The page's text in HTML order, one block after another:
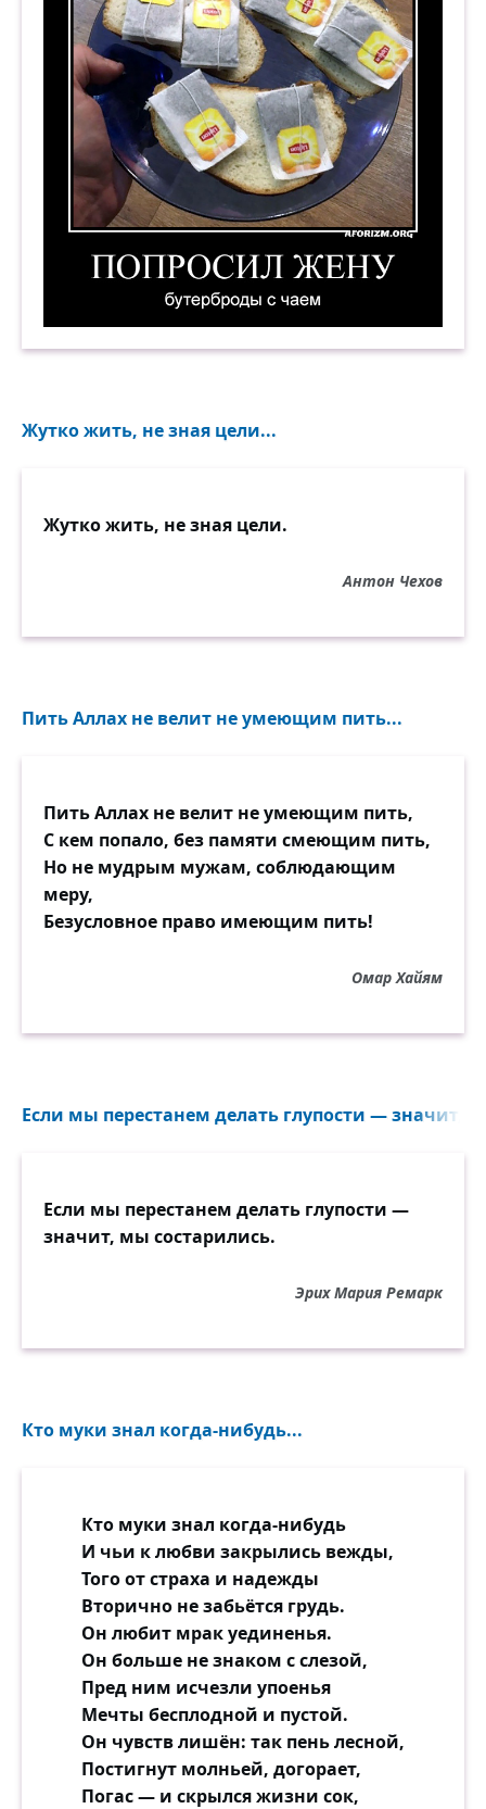
Жутко жить, не зная цели...
Жутко жить, не зная цели.
Антон Чехов
Пить Аллах не велит не умеющим пить...
Пить Аллах не велит не умеющим пить,
С кем попало, без памяти смеющим пить,
Но не мудрым мужам, соблюдающим
меру,
Безусловное право имеющим пить!
Омар Хайям
Если мы перестанем делать глупости — значит,
Если мы перестанем делать глупости —
значит, мы состарились.
Эрих Мария Ремарк
Кто муки знал когда-нибудь...
Кто муки знал когда-нибудь
И чьи к любви закрылись вежды,
Того от страха и надежды
Вторично не забьётся грудь.
Он любит мрак уединенья.
Он больше не знаком с слезой,
Пред ним исчезли упоенья
Мечты бесплодной и пустой.
Он чувств лишён: так пень лесной,
Постигнут молньей, догорает,
Погас — и скрылся жизни сок,